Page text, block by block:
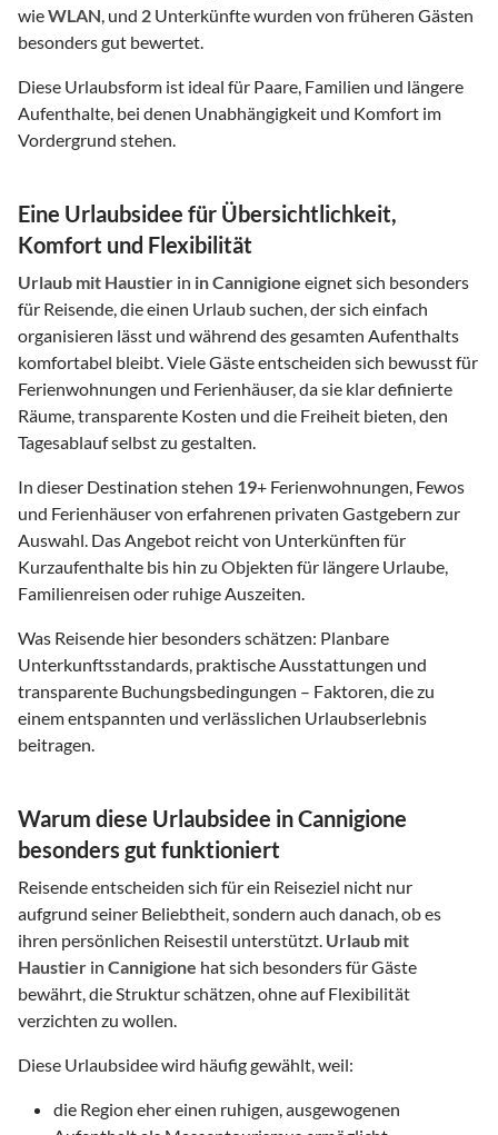
wieWLAN , und 2 Unterkünfte wurden von früheren Gästen
besonders gut bewertet.
Diese Urlaubsform ist ideal für Paare, Familien und längere
Aufenthalte, bei denen Unabhängigkeit und Komfort im
Vordergrund stehen.
Eine Urlaubsidee für Übersichtlichkeit,
Komfort und Flexibilität
Urlaub mit Haustier in in Cannigione eignet sich besonders
für Reisende, die einen Urlaub suchen, der sich einfach
organisieren lässt und während des gesamten Aufenthalts
komfortabel bleibt. Viele Gäste entscheiden sich bewusst für
Ferienwohnungen und Ferienhäuser, da sie klar definierte
Räume, transparente Kosten und die Freiheit bieten, den
Tagesablauf selbst zu gestalten.
In dieser Destination stehen 19+ Ferienwohnungen, Fewos
und Ferienhäuser von erfahrenen privaten Gastgebern zur
Auswahl. Das Angebot reicht von Unterkünften für
Kurzaufenthalte bis hin zu Objekten für längere Urlaube,
Familienreisen oder ruhige Auszeiten.
Was Reisende hier besonders schätzen: Planbare
Unterkunftsstandards, praktische Ausstattungen und
transparente Buchungsbedingungen – Faktoren, die zu
einem entspannten und verlässlichen Urlaubserlebnis
beitragen.
Warum diese Urlaubsidee in Cannigione
besonders gut funktioniert
Reisende entscheiden sich für ein Reiseziel nicht nur
aufgrund seiner Beliebtheit, sondern auch danach, ob es
ihren persönlichen Reisestil unterstützt. Urlaub mit
Haustier in Cannigione hat sich besonders für Gäste
bewährt, die Struktur schätzen, ohne auf Flexibilität
verzichten zu wollen.
Diese Urlaubsidee wird häufig gewählt, weil:
die Region eher einen ruhigen, ausgewogenen